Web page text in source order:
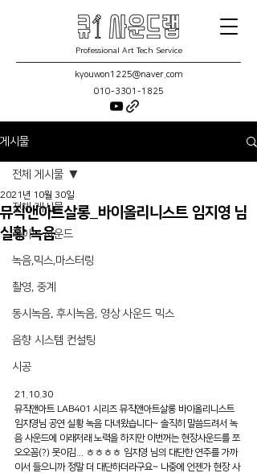
Professional Art Tech Service
kyouwon1225@naver.com
010-3301-1825
게시물
전체 게시물
라이브 사운드
녹음,믹스,마스터링
촬영, 중계
동시녹음, 후시녹음, 영상 사운드 믹스
음향 시스템 컨설팅
시공
전체 게시물
뮤직앤아트살롱_바이올리니스트 임지영 님
실황 녹음
2021년 10월 30일
21.10.30
뮤직앤아트 LAB401 시리즈 뮤직앤아트살롱 바이올리니스트
임지영님 공연 실황 녹음 다녀왔습니다~ 솔직히 말씀드려서 녹
음 사운드에 이래저래 노력을 하지만 이번꺼는 현장사운드를 쪼
오오꼼(?) 못이김... ㅎㅎㅎㅎ 임지영 님의 대단한 연주를 가까
이서 들으니까 정말 더 대단하더라구요~ 나중에 언젠가 현장 사